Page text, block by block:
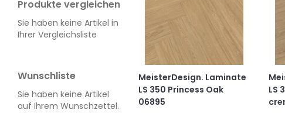
MeisterDesign. Laminate
LS 350 Princess Oak
06895
LS
Produkte vergleichen
Sie haben keine Artikel in
Ihrer Vergleichsliste
Wunschliste
Sie haben keine Artikel
auf Ihrem Wunschzettel.